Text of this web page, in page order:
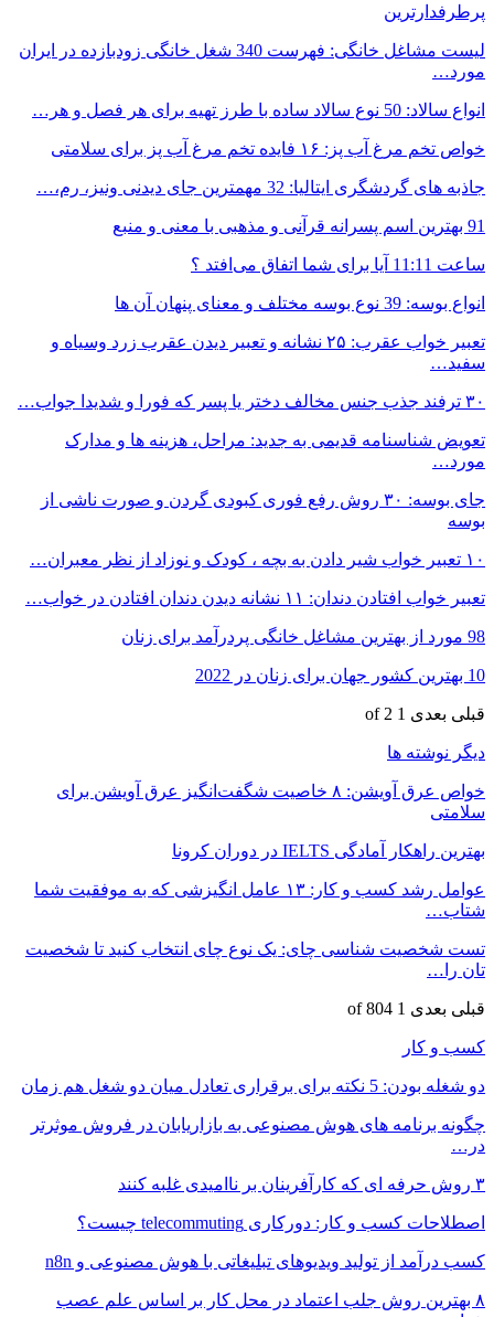
پرطرفدارترین
لیست مشاغل خانگی: فهرست 340 شغل خانگی زودبازده در ایران
مورد…
انواع سالاد: 50 نوع سالاد ساده با طرز تهیه برای هر فصل و هر…
خواص تخم مرغ آب پز: ۱۶ فایده تخم مرغ آب پز برای سلامتی
جاذبه های گردشگری ایتالیا: 32 مهمترین جای دیدنی ونیز، رم،…
91 بهترین اسم پسرانه قرآنی و مذهبی با معنی و منبع
ساعت 11:11 آیا برای شما اتفاق می‌افتد ؟
انواع بوسه: 39 نوع بوسه مختلف و معنای پنهان آن ها
تعبیر خواب عقرب: ۲۵ نشانه و تعبیر دیدن عقرب زرد وسیاه و
سفید…
۳۰ ترفند جذب جنس مخالف دختر یا پسر که فورا و شدیدا جواب…
تعویض شناسنامه قدیمی به جدید: مراحل، هزینه ها و مدارک
مورد…
جای بوسه: ۳۰ روش رفع فوری کبودی گردن و صورت ناشی از
بوسه
۱۰ تعبیر خواب شیر دادن به بچه ، کودک و نوزاد از نظر معبران…
تعبیر خواب افتادن دندان: ۱۱ نشانه دیدن دندان افتادن در خواب…
98 مورد از بهترین مشاغل خانگی پردرآمد برای زنان
10 بهترین کشور جهان برای زنان در 2022
قبلی بعدی 1 of 2
دیگر نوشته ها
خواص عرق آویشن: ۸ خاصیت شگفت‌انگیز عرق آویشن برای
سلامتی
بهترین راهکار آمادگی IELTS در دوران کرونا
عوامل رشد کسب و کار: ۱۳ عامل انگیزشی که به موفقیت شما
شتاب…
تست شخصیت شناسی چای: یک نوع چای انتخاب کنید تا شخصیت
تان را…
قبلی بعدی 1 of 804
کسب و کار
دو شغله بودن: 5 نکته برای برقراری تعادل میان دو شغل هم زمان
چگونه برنامه های هوش مصنوعی به بازاریابان در فروش موثرتر
در…
۳ روش حرفه ای که کارآفرینان بر ناامیدی غلبه کنند
اصطلاحات کسب و کار: دورکاری telecommuting چیست؟
کسب درآمد از تولید ویدیوهای تبلیغاتی با هوش مصنوعی و n8n
۸ بهترین روش جلب اعتماد در محل کار بر اساس علم عصب